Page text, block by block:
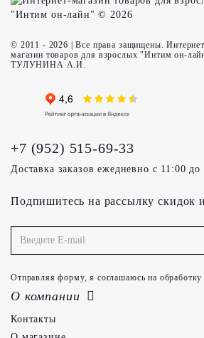
© 2011 - 2026 | Все права защищены.
магазин товаров для взрослых "Интим он-
ТУЛУНИНА А.И.
+7 (952) 515-69-33
Доставка заказов ежедневно с 11:00 до
Подпишитесь на рассылку скидок
Отправляя форму, я соглашаюсь на
О компании
Контакты